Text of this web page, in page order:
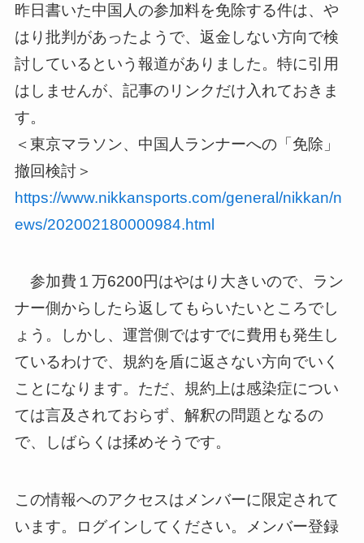
昨日書いた中国人の参加料を免除する件は、や
はり批判があったようで、返金しない方向で検
討しているという報道がありました。特に引用
はしませんが、記事のリンクだけ入れておきま
す。
＜東京マラソン、中国人ランナーへの「免除」
撤回検討＞
https://www.nikkansports.com/general/nikkan/n
ews/202002180000984.html
参加費１万6200円はやはり大きいので、ラン
ナー側からしたら返してもらいたいところでし
ょう。しかし、運営側ではすでに費用も発生し
ているわけで、規約を盾に返さない方向でいく
ことになります。ただ、規約上は感染症につい
ては言及されておらず、解釈の問題となるの
で、しばらくは揉めそうです。
この情報へのアクセスはメンバーに限定されて
います。ログインしてください。メンバー登録